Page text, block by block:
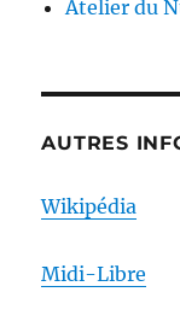
Atelier du
AUTRES
Wikipédia
Midi-Libre